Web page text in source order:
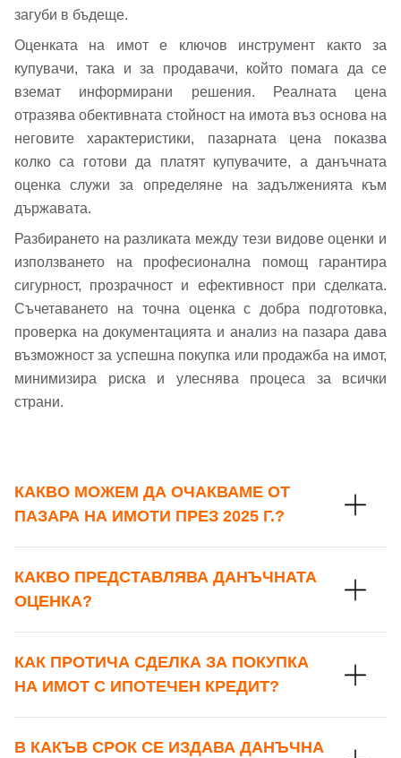
загуби в бъдеще.
Оценката на имот е ключов инструмент както за
купувачи, така и за продавачи, който помага да се
вземат информирани решения. Реалната цена
отразява обективната стойност на имота въз основа на
неговите характеристики, пазарната цена показва
колко са готови да платят купувачите, а данъчната
оценка служи за определяне на задълженията към
държавата.
Разбирането на разликата между тези видове оценки и
използването на професионална помощ гарантира
сигурност, прозрачност и ефективност при сделката.
Съчетаването на точна оценка с добра подготовка,
проверка на документацията и анализ на пазара дава
възможност за успешна покупка или продажба на имот,
минимизира риска и улеснява процеса за всички
страни.
КАКВО МОЖЕМ ДА ОЧАКВАМЕ ОТ
ПАЗАРА НА ИМОТИ ПРЕЗ 2025 Г.?
КАКВО ПРЕДСТАВЛЯВА ДАНЪЧНАТА
ОЦЕНКА?
КАК ПРОТИЧА СДЕЛКА ЗА ПОКУПКА
НА ИМОТ С ИПОТЕЧЕН КРЕДИТ?
В КАКЪВ СРОК СЕ ИЗДАВА ДАНЪЧНА